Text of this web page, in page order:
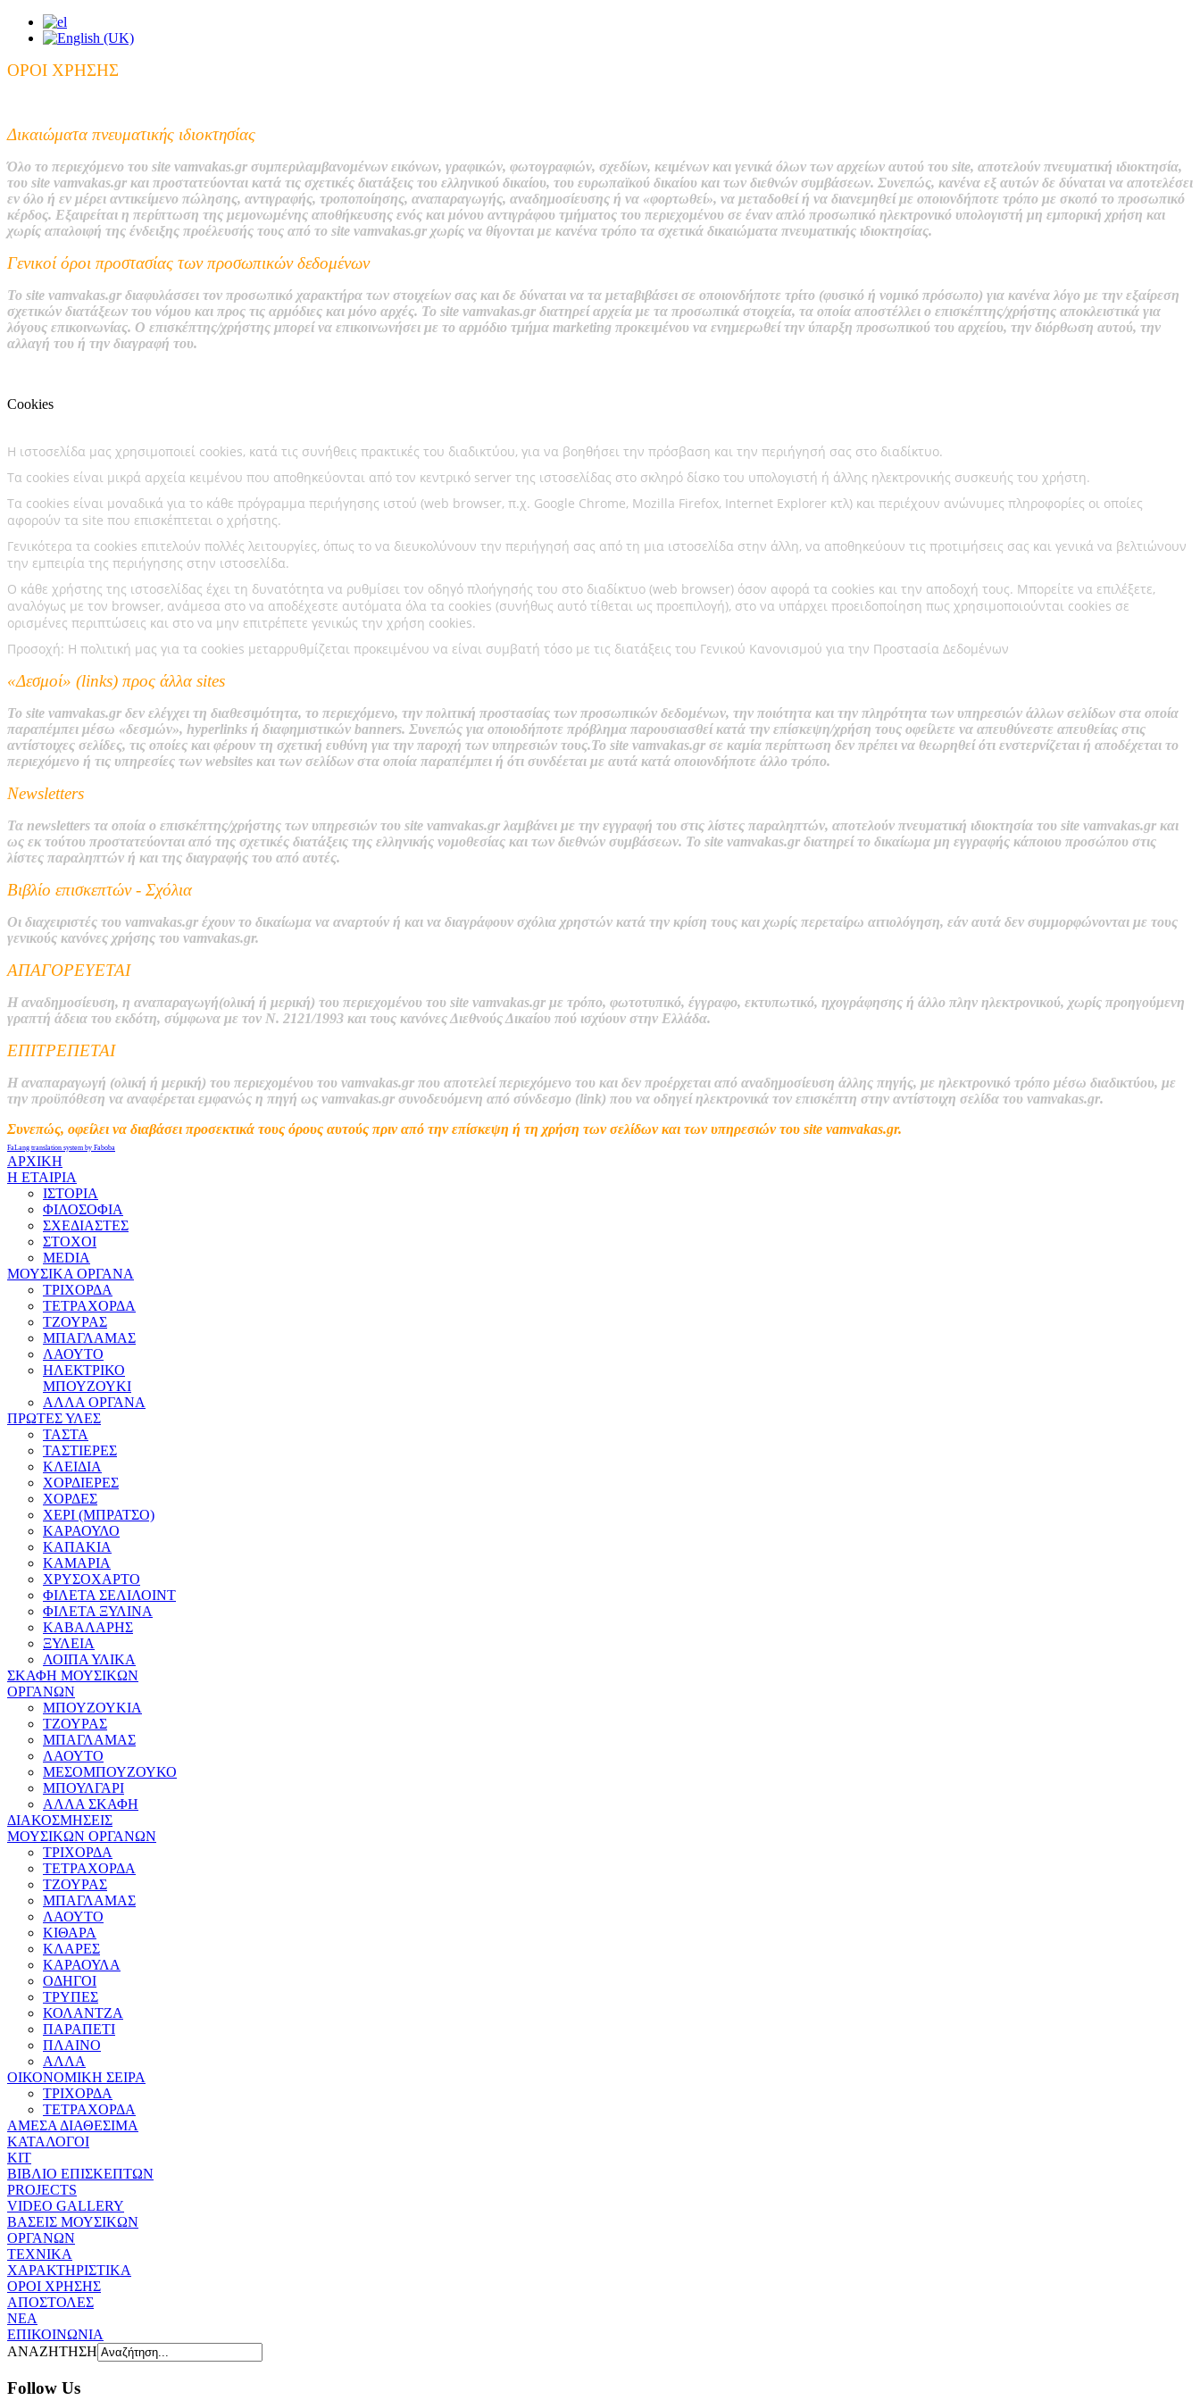
ΟΡΟΙ ΧΡΗΣΗΣ
Δικαιώματα πνευματικής ιδιοκτησίας
Όλο το περιεχόμενο του site vamvakas.gr συμπεριλαμβανομένων εικόνων, γραφικών, φωτογραφιών, σχεδίων, κειμένων και γενικά όλων των αρχείων αυτού του site, αποτελούν πνευματική ιδιοκτησία,
του site vamvakas.gr και προστατεύονται κατά τις σχετικές διατάξεις του ελληνικού δικαίου, του ευρωπαϊκού δικαίου και των διεθνών συμβάσεων. Συνεπώς, κανένα εξ αυτών δε δύναται να αποτελέσει
εν όλο ή εν μέρει αντικείμενο πώλησης, αντιγραφής, τροποποίησης, αναπαραγωγής, αναδημοσίευσης ή να «φορτωθεί», να μεταδοθεί ή να διανεμηθεί με οποιονδήποτε τρόπο με σκοπό το προσωπικό
κέρδος. Εξαιρείται η περίπτωση της μεμονωμένης αποθήκευσης ενός και μόνου αντιγράφου τμήματος του περιεχομένου σε έναν απλό προσωπικό ηλεκτρονικό υπολογιστή μη εμπορική χρήση και
χωρίς απαλοιφή της ένδειξης προέλευσής τους από το site vamvakas.gr χωρίς να θίγονται με κανένα τρόπο τα σχετικά δικαιώματα πνευματικής ιδιοκτησίας.
Γενικοί όροι προστασίας των προσωπικών δεδομένων
Το site vamvakas.gr διαφυλάσσει τον προσωπικό χαρακτήρα των στοιχείων σας και δε δύναται να τα μεταβιβάσει σε οποιονδήποτε τρίτο (φυσικό ή νομικό πρόσωπο) για κανένα λόγο με την εξαίρεση
σχετικών διατάξεων του νόμου και προς τις αρμόδιες και μόνο αρχές. Το site vamvakas.gr διατηρεί αρχεία με τα προσωπικά στοιχεία, τα οποία αποστέλλει ο επισκέπτης/χρήστης αποκλειστικά για
λόγους επικοινωνίας. Ο επισκέπτης/χρήστης μπορεί να επικοινωνήσει με το αρμόδιο τμήμα marketing προκειμένου να ενημερωθεί την ύπαρξη προσωπικού του αρχείου, την διόρθωση αυτού, την
αλλαγή του ή την διαγραφή του.
Cookies
Η ιστοσελίδα μας χρησιμοποιεί cookies, κατά τις συνήθεις πρακτικές του διαδικτύου, για να βοηθήσει την πρόσβαση και την περιήγησή σας στο διαδίκτυο.
Τα cookies είναι μικρά αρχεία κειμένου που αποθηκεύονται από τον κεντρικό server της ιστοσελίδας στο σκληρό δίσκο του υπολογιστή ή άλλης ηλεκτρονικής συσκευής του χρήστη.
Τα cookies είναι μοναδικά για το κάθε πρόγραμμα περιήγησης ιστού (web browser, π.χ. Google Chrome, Mozilla Firefox, Internet Explorer κτλ) και περιέχουν ανώνυμες πληροφορίες οι οποίες
αφορούν τα site που επισκέπτεται ο χρήστης.
Γενικότερα τα cookies επιτελούν πολλές λειτουργίες, όπως το να διευκολύνουν την περιήγησή σας από τη μια ιστοσελίδα στην άλλη, να αποθηκεύουν τις προτιμήσεις σας και γενικά να βελτιώνουν
την εμπειρία της περιήγησης στην ιστοσελίδα.
Ο κάθε χρήστης της ιστοσελίδας έχει τη δυνατότητα να ρυθμίσει τον οδηγό πλοήγησής του στο διαδίκτυο (web browser) όσον αφορά τα cookies και την αποδοχή τους. Μπορείτε να επιλέξετε,
αναλόγως με τον browser, ανάμεσα στο να αποδέχεστε αυτόματα όλα τα cookies (συνήθως αυτό τίθεται ως προεπιλογή), στο να υπάρχει προειδοποίηση πως χρησιμοποιούνται cookies σε
ορισμένες περιπτώσεις και στο να μην επιτρέπετε γενικώς την χρήση cookies.
Προσοχή: Η πολιτική μας για τα cookies μεταρρυθμίζεται προκειμένου να είναι συμβατή τόσο με τις διατάξεις του Γενικού Κανονισμού για την Προστασία Δεδομένων
«Δεσμοί» (links) προς άλλα sites
Το site vamvakas.gr δεν ελέγχει τη διαθεσιμότητα, το περιεχόμενο, την πολιτική προστασίας των προσωπικών δεδομένων, την ποιότητα και την πληρότητα των υπηρεσιών άλλων σελίδων στα οποία
παραπέμπει μέσω «δεσμών», hyperlinks ή διαφημιστικών banners. Συνεπώς για οποιοδήποτε πρόβλημα παρουσιασθεί κατά την επίσκεψη/χρήση τους οφείλετε να απευθύνεστε απευθείας στις
αντίστοιχες σελίδες, τις οποίες και φέρουν τη σχετική ευθύνη για την παροχή των υπηρεσιών τους.Το site vamvakas.gr σε καμία περίπτωση δεν πρέπει να θεωρηθεί ότι ενστερνίζεται ή αποδέχεται το
περιεχόμενο ή τις υπηρεσίες των websites και των σελίδων στα οποία παραπέμπει ή ότι συνδέεται με αυτά κατά οποιονδήποτε άλλο τρόπο.
Newsletters
Τα newsletters τα οποία ο επισκέπτης/χρήστης των υπηρεσιών του site vamvakas.gr λαμβάνει με την εγγραφή του στις λίστες παραληπτών, αποτελούν πνευματική ιδιοκτησία του site vamvakas.gr και
ως εκ τούτου προστατεύονται από της σχετικές διατάξεις της ελληνικής νομοθεσίας και των διεθνών συμβάσεων. Το site vamvakas.gr διατηρεί το δικαίωμα μη εγγραφής κάποιου προσώπου στις
λίστες παραληπτών ή και της διαγραφής του από αυτές.
Βιβλίο επισκεπτών - Σχόλια
Οι διαχειριστές του vamvakas.gr έχουν το δικαίωμα να αναρτούν ή και να διαγράφουν σχόλια χρηστών κατά την κρίση τους και χωρίς περεταίρω αιτιολόγηση, εάν αυτά δεν συμμορφώνονται με τους
γενικούς κανόνες χρήσης του vamvakas.gr.
ΑΠΑΓΟΡΕΥΕΤΑΙ
Hαναδημοσίευση, η αναπαραγωγή(ολική ή μερική) του περιεχομένου του site vamvakas.gr με τρόπο, φωτοτυπικό, έγγραφο, εκτυπωτικό, ηχογράφησης ή άλλο πλην ηλεκτρονικού, χωρίς προηγούμενη
γραπτή άδεια του εκδότη, σύμφωνα με τον Ν. 2121/1993 και τους κανόνες Διεθνούς Δικαίου πού ισχύουν στην Ελλάδα.
ΕΠΙΤΡΕΠΕΤΑΙ
Ηαναπαραγωγή (ολική ή μερική) του περιεχομένου του vamvakas.gr που αποτελεί περιεχόμενο του και δεν προέρχεται από αναδημοσίευση άλλης πηγής, με ηλεκτρονικό τρόπο μέσω διαδικτύου, με
την προϋπόθεση να αναφέρεται εμφανώς η πηγή ως vamvakas.gr συνοδευόμενη από σύνδεσμο (link) που να οδηγεί ηλεκτρονικά τον επισκέπτη στην αντίστοιχη σελίδα του vamvakas.gr.
Συνεπώς, οφείλει να διαβάσει προσεκτικά τους όρους αυτούς πριν από την επίσκεψη ή τη χρήση των σελίδων και των υπηρεσιών του site vamvakas.gr.
FaLang translation system by Faboba
ΑΡΧΙΚΗ
Η ΕΤΑΙΡΙΑ
ΙΣΤΟΡΙΑ
ΦΙΛΟΣΟΦΙΑ
ΣΧΕΔΙΑΣΤΕΣ
ΣΤΟΧΟΙ
MEDIA
ΜΟΥΣΙΚΑ ΟΡΓΑΝΑ
ΤΡΙΧΟΡΔΑ
ΤΕΤΡΑΧΟΡΔΑ
ΤΖΟΥΡΑΣ
ΜΠΑΓΛΑΜΑΣ
ΛΑΟΥΤΟ
ΗΛΕΚΤΡΙΚΟ
ΜΠΟΥΖΟΥΚΙ
ΑΛΛΑ ΟΡΓΑΝΑ
ΠΡΩΤΕΣ ΥΛΕΣ
ΤΑΣΤΑ
ΤΑΣΤΙΕΡΕΣ
ΚΛΕΙΔΙΑ
ΧΟΡΔΙΕΡΕΣ
ΧΟΡΔΕΣ
ΧΕΡΙ (ΜΠΡΑΤΣΟ)
ΚΑΡΑΟΥΛΟ
ΚΑΠΑΚΙΑ
ΚΑΜΑΡΙΑ
ΧΡΥΣΟΧΑΡΤΟ
ΦΙΛΕΤΑ ΣΕΛΙΛΟΙΝΤ
ΦΙΛΕΤΑ ΞΥΛΙΝΑ
ΚΑΒΑΛΑΡΗΣ
ΞΥΛΕΙΑ
ΛΟΙΠΑ ΥΛΙΚΑ
ΣΚΑΦΗ ΜΟΥΣΙΚΩΝ
ΟΡΓΑΝΩΝ
ΜΠΟΥΖΟΥΚΙΑ
ΤΖΟΥΡΑΣ
ΜΠΑΓΛΑΜΑΣ
ΛΑΟΥΤΟ
ΜΕΣΟΜΠΟΥΖΟΥΚΟ
ΜΠΟΥΛΓΑΡΙ
ΑΛΛΑ ΣΚΑΦΗ
ΔΙΑΚΟΣΜΗΣΕΙΣ
ΜΟΥΣΙΚΩΝ ΟΡΓΑΝΩΝ
ΤΡΙΧΟΡΔΑ
ΤΕΤΡΑΧΟΡΔΑ
ΤΖΟΥΡΑΣ
ΜΠΑΓΛΑΜΑΣ
ΛΑΟΥΤΟ
ΚΙΘΑΡΑ
ΚΛΑΡΕΣ
ΚΑΡΑΟΥΛΑ
ΟΔΗΓΟΙ
ΤΡΥΠΕΣ
ΚΟΛΑΝΤΖΑ
ΠΑΡΑΠΕΤΙ
ΠΛΑΙΝΟ
ΑΛΛΑ
ΟΙΚΟΝΟΜΙΚΗ ΣΕΙΡΑ
ΤΡΙΧΟΡΔΑ
ΤΕΤΡΑΧΟΡΔΑ
ΑΜΕΣΑ ΔΙΑΘΕΣΙΜΑ
ΚΑΤΑΛΟΓΟΙ
ΚΙΤ
ΒΙΒΛΙΟ ΕΠΙΣΚΕΠΤΩΝ
PROJECTS
VIDEO GALLERY
ΒΑΣΕΙΣ ΜΟΥΣΙΚΩΝ
ΟΡΓΑΝΩΝ
ΤΕΧΝΙΚΑ
ΧΑΡΑΚΤΗΡΙΣΤΙΚΑ
ΟΡΟΙ ΧΡΗΣΗΣ
AΠOΣΤΟΛΕΣ
ΝΕΑ
ΕΠΙΚΟΙΝΩΝΙΑ
ΑΝΑΖΗΤΗΣΗ
Follow Us